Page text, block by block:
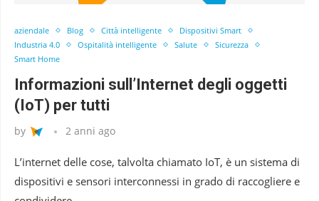
aziendale Blog Città intelligente
Dispositivi Smart
Industria 4.0
Ospitalità intelligente Salute
Sicurezza
Smart Home
Informazioni sull’Internet degli oggetti
(IoT) per tutti
by 2 anni ago
L’internet delle cose, talvolta chiamato IoT, è un sistema di
dispositivi e sensori interconnessi in grado di raccogliere e